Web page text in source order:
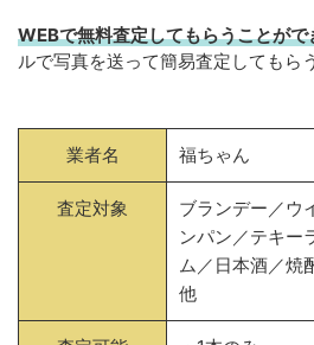
WEBで無料査定してもらうことがで
ルで写真を送って簡易査定してもら
業者名 福ちゃん
査定対象
ブランデー／ウ
ンパン／テキー
ム／日本酒／焼
他